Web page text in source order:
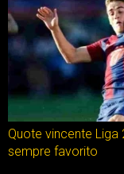
Quote vincente
sempre favorito